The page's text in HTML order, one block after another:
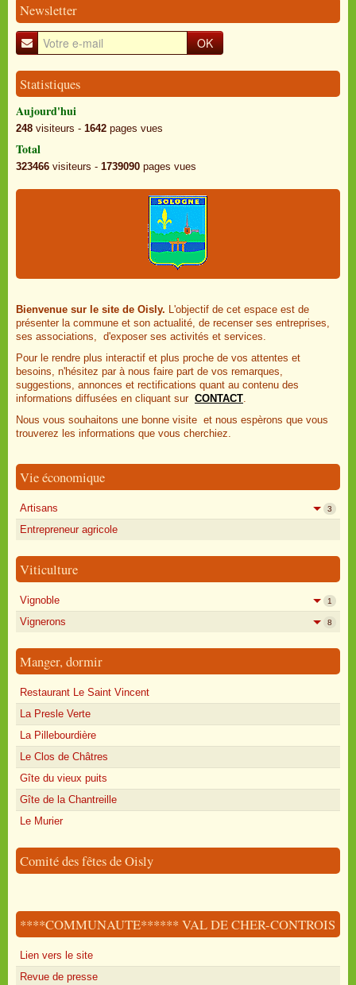
Newsletter
OK
Statistiques
Aujourd'hui
248 visiteurs - 1642 pages vues
Total
323466 visiteurs - 1739090 pages vues
Bienvenue sur le site de Oisly. L'objectif de cet espace est de
présenter la commune et son actualité, de recenser ses entreprises,
ses associations, d'exposer ses activités et services.
Pour le rendre plus interactif et plus proche de vos attentes et
besoins, n'hésitez par à nous faire part de vos remarques,
suggestions, annonces et rectifications quant au contenu des
informations diffusées en cliquant sur CONTACT.
Nous vous souhaitons une bonne visite et nous espèrons que vous
trouverez les informations que vous cherchiez.
Vie économique
Artisans 3
Entrepreneur agricole
Viticulture
Vignoble 1
Vignerons 8
Manger, dormir
Restaurant Le Saint Vincent
La Presle Verte
La Pillebourdière
Le Clos de Châtres
Gîte du vieux puits
Gîte de la Chantreille
Le Murier
Comité des fêtes de Oisly
****COMMUNAUTE****** VAL DE CHER-CONTROIS
Lien vers le site
Revue de presse